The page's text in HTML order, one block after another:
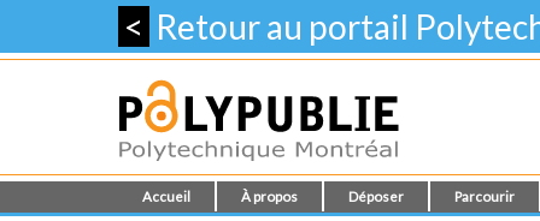
< Retour au portail
Accueil À propos Déposer Parcourir